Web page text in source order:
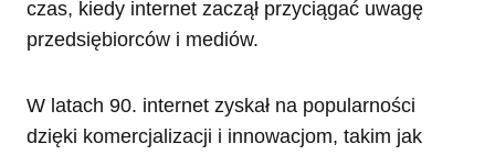
czas, kiedy internet zaczął przyciągać uwagę
przedsiębiorców i mediów.
W latach 90. internet zyskał na popularności
dzięki komercjalizacji i innowacjom, takim jak